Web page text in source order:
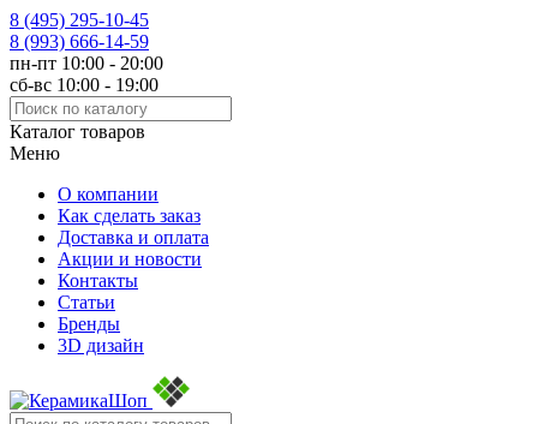
8 (495) 295-10-45
8 (993) 666-14-59
пн-пт 10:00 - 20:00
сб-вс 10:00 - 19:00
Каталог товаров
Меню
О компании
Как сделать заказ
Доставка и оплата
Акции и новости
Контакты
Статьи
Бренды
3D дизайн